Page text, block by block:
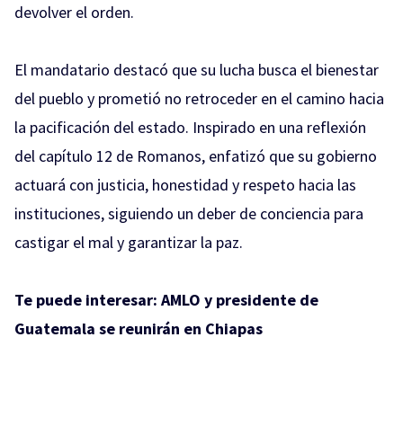
devolver el orden.
El mandatario destacó que su lucha busca el bienestar
del pueblo y prometió no retroceder en el camino hacia
la pacificación del estado. Inspirado en una reflexión
del capítulo 12 de Romanos, enfatizó que su gobierno
actuará con justicia, honestidad y respeto hacia las
instituciones, siguiendo un deber de conciencia para
castigar el mal y garantizar la paz.
Te puede interesar: AMLO y presidente de
Guatemala se reunirán en Chiapas